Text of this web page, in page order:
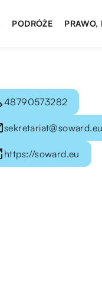
PODRÓŻE PRAWO,
48790573282
sekretariat@soward.eu
https://soward.eu